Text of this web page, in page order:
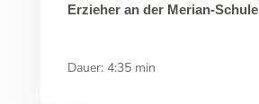
Erzieher an der Merian-Schule
Dauer: 4:35 min